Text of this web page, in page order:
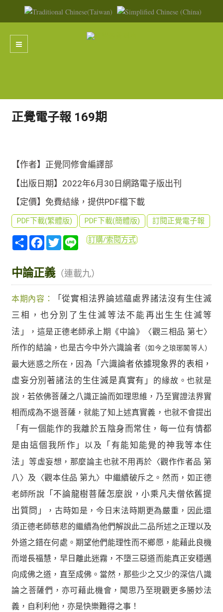
正覺電子報 169期
【作者】正覺同修會編譯部
【出版日期】2022年6月30日網路電子版出刊
【定價】免費結緣，提供PDF檔下載
PDF下載(繁體版) PDF下載(簡體版) 訂閱正覺電子報
分
享
Facebook
TwitterLine訂購/索閱方式
中論正義（連載九）
本期內容：
「從實相法界論述蘊處界諸法沒有生住滅
三相，也分別了生住滅等法不能再出生生住滅等
法」
，這是正德老師承上期《中論》〈觀三相品 第七〉
所作的結論，也是古今中外六識論者（如今之琅琊閣等人）
最大迷惑之所在，因為 「六識論者依據現象界的表相，
虛妄分別著諸法的生住滅是真實有」 的緣故。也就是
說，若依佛菩薩之八識正論而如理思維，乃至實證法界實
相而成為不退菩薩，就能了知上述真實義，也就不會提出
「有一個能作的我離於五陰身而常住，每一位有情都
是由這個我所作」以及
「有能知能覺的神我等本住
法」 等虛妄想，那麼論主也就不用再於〈觀作作者品 第
八〉及〈觀本住品 第九〉中繼續破斥之。然而，如正德
老師所說 「不論龍樹菩薩怎麼說，小乘凡夫僧依舊提
出質問」
，古時如是，今日末法時期更為嚴重，因此還
須正德老師慈悲的繼續為他們解說此二品所述之正理以及
外道之錯在何處。期望他們能理性而不鄉愿，能藉此良機
而增長福慧，早日離此迷霧，不墮三惡道而能真正安穩邁
向成佛之道，直至成佛。當然，那些少之又少的深信八識
論之菩薩們，亦可藉此機會，聞思乃至現觀更多勝妙法
義，自利利他，亦是快樂難得之事！